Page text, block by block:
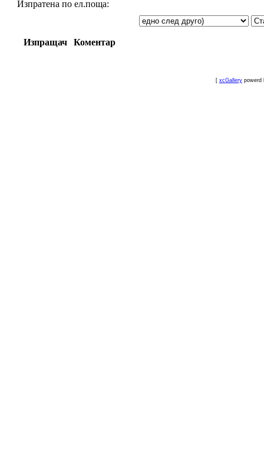
Изпратена по ел.поща:
Изпращач Коментар
[ xcGallery